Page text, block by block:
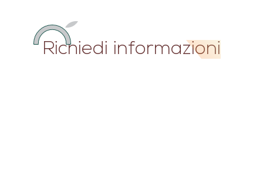
Richiedi informazioni